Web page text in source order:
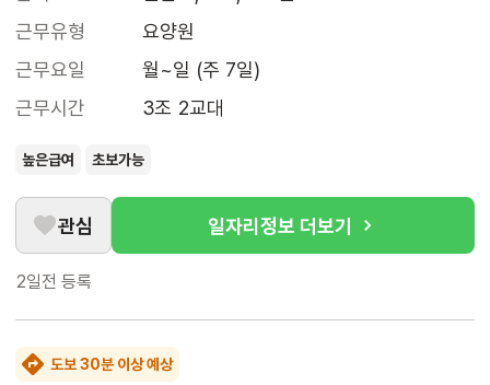
근무유형
요양원
근무요일
월~일 (주 7일)
근무시간
3조 2교대
높은급여 초보가능
관심 일자리정보 더보기
2일전 등록
도보 30분 이상 예상